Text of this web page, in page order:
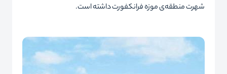
شهرت منطقه‌ی موزه فرانکفورت داشته است.